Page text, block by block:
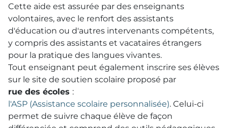
Cette aide est assurée par des enseignants
volontaires, avec le renfort des assistants
d'éducation ou d'autres intervenants compétents,
y compris des assistants et vacataires étrangers
pour la pratique des langues vivantes.
Tout enseignant peut également inscrire ses élèves
sur le site de soutien scolaire proposé par
rue des écoles :
l'ASP (Assistance scolaire personnalisée). Celui-ci
permet de suivre chaque élève de façon